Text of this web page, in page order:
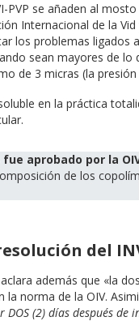
PVP se añaden al
Internacional de la
los problemas ligados
sean mayores de
de 3 micras (la
en la práctica
aprobado por la
de los
del
además que «la
la norma de la OIV.
(2) días después de